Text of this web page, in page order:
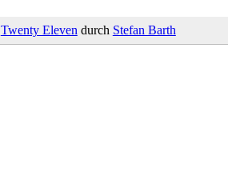
Twenty Eleven durch Stefan Barth